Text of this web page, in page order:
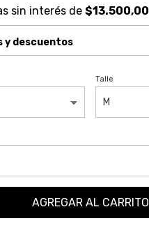
sin interés de $13.500,00
y descuentos
Talle
AGREGAR AL CARRITO